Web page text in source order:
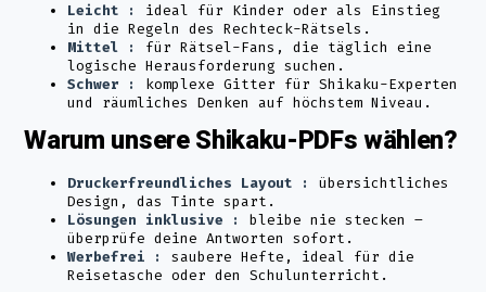
Leicht :
ideal für Kinder oder als Einstieg
in die Regeln des Rechteck-Rätsels.
Mittel :
für Rätsel-Fans, die täglich eine
logische Herausforderung suchen.
Schwer :
komplexe Gitter für Shikaku-Experten
und räumliches Denken auf höchstem Niveau.
Warum unsere Shikaku-PDFs wählen?
Druckerfreundliches Layout :
übersichtliches
Design, das Tinte spart.
Lösungen inklusive :
bleibe nie stecken –
überprüfe deine Antworten sofort.
Werbefrei :
saubere Hefte, ideal für die
Reisetasche oder den Schulunterricht.